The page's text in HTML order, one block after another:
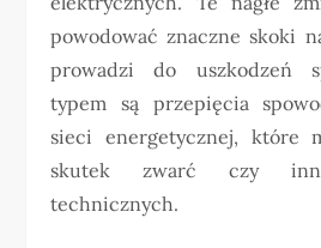
powodować znaczne skoki
prowadzi do uszkodzeń
typem są przepięcia
sieci energetycznej, które
skutek zwarć czy
technicznych.